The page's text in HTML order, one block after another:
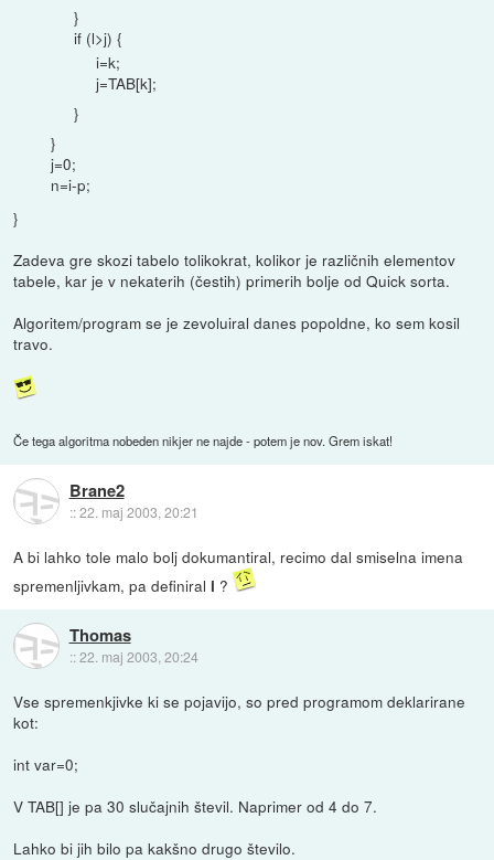
}
if (l>j) {
i=k;
j=TAB[k];
}
}
j=0;
n=i-p;
}
Zadeva gre skozi tabelo tolikokrat, kolikor je različnih elementov
tabele, kar je v nekaterih (čestih) primerih bolje od Quick sorta.
Algoritem/program se je zevoluiral danes popoldne, ko sem kosil
travo.
Če tega algoritma nobeden nikjer ne najde - potem je nov. Grem iskat!
Brane2
::22. maj 2003, 20:21
A bi lahko tole malo bolj dokumantiral, recimo dal smiselna imena
spremenljivkam, pa definiral i ?
Thomas
::22. maj 2003, 20:24
Vse spremenkjivke ki se pojavijo, so pred programom deklarirane
kot:
int var=0;
V TAB[] je pa 30 slučajnih števil. Naprimer od 4 do 7.
Lahko bi jih bilo pa kakšno drugo število.